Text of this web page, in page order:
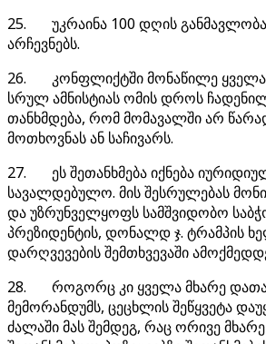
25. უკრაინა 100 დღის
არჩევნებს.
26. კონფლიქტში მონაწილე ყველა
სრულ ამნისტიას ომის დროს
თანხმდება, რომ მომავალში არ
მოთხოვნას ან საჩივარს.
27. ეს შეთანხმება იქნება
სავალდებულო. მის შესრულებას
და უზრუნველყოფს სამშვიდობო
პრეზიდენტის, დონალდ ჯ. ტრამპის
დარღვევების შემთხვევაში
28. როგორც კი ყველა მხარე
მემორანდუმს, ცეცხლის შეწყვეტა
ძალაში მას შემდეგ, რაც ორივე